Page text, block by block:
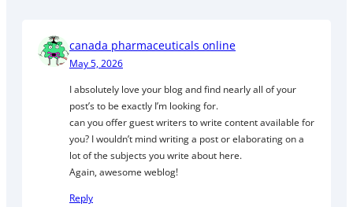
canada pharmaceuticals online
May 5, 2026
I absolutely love your blog and find nearly all of your
post’s to be exactly I’m looking for.
can you offer guest writers to write content available for
you? I wouldn’t mind writing a post or elaborating on a
lot of the subjects you write about here.
Again, awesome weblog!
Reply